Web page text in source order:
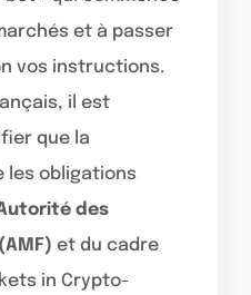
et à passer
vos instructions.
il est
que la
les obligations
des
et du cadre
in Crypto-